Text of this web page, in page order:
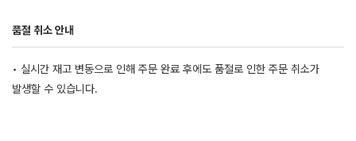
품절 취소 안내
• 실시간 재고 변동으로 인해 주문 완료 후에도 품절로 인한 주문 취소가
발생할 수 있습니다.